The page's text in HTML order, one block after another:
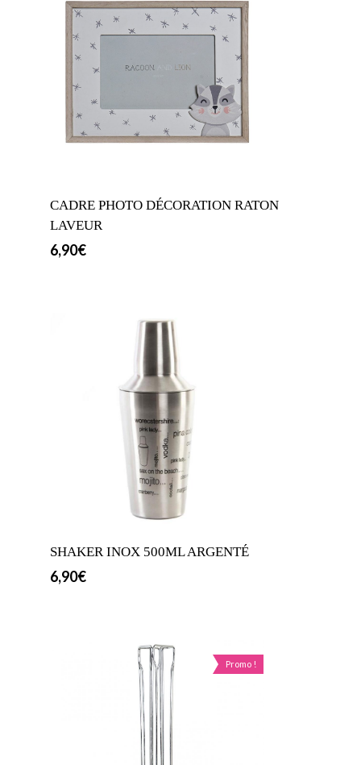
CADRE PHOTO DÉCORATION RATON
LAVEUR
6,90€
SHAKER INOX 500ML ARGENTÉ
6,90€
Promo !